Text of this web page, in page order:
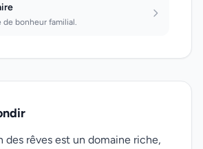
de bonheur familial.
des rêves est un domaine riche,